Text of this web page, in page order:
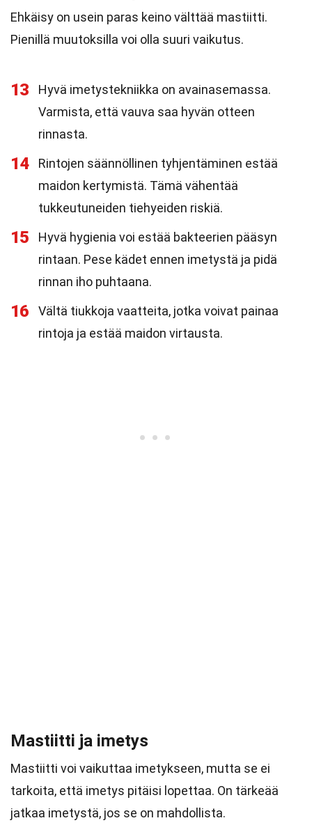
Ehkäisy on usein paras keino välttää mastiitti.
Pienillä muutoksilla voi olla suuri vaikutus.
13
Hyvä imetystekniikka on avainasemassa.
Varmista, että vauva saa hyvän otteen
rinnasta.
14
Rintojen säännöllinen tyhjentäminen estää
maidon kertymistä. Tämä vähentää
tukkeutuneiden tiehyeiden riskiä.
15
Hyvä hygienia voi estää bakteerien pääsyn
rintaan. Pese kädet ennen imetystä ja pidä
rinnan iho puhtaana.
16
Vältä tiukkoja vaatteita, jotka voivat painaa
rintoja ja estää maidon virtausta.
Mastiitti ja imetys
Mastiitti voi vaikuttaa imetykseen, mutta se ei
tarkoita, että imetys pitäisi lopettaa. On tärkeää
jatkaa imetystä, jos se on mahdollista.